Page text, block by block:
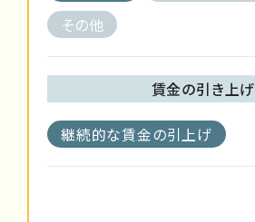
その他
賃金の引き上げ
継続的な賃金の引上げ